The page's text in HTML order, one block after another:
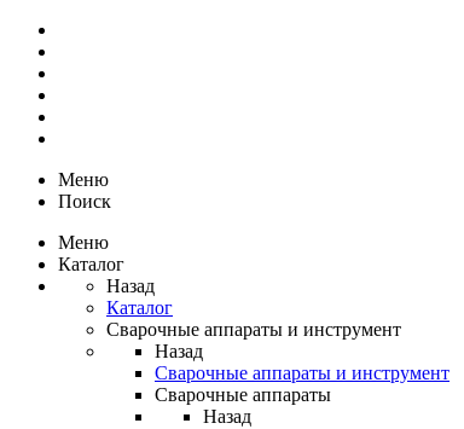
Меню
Поиск
Меню
Каталог
Назад
Каталог
Сварочные аппараты и инструмент
Назад
Сварочные аппараты и инструмент
Сварочные аппараты
Назад